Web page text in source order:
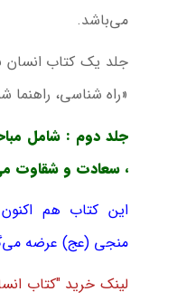
می‌باشد.
جلد یک کتاب انسان
«راه شناسی،
جلد دوم : شامل
، سعادت و شقاوت
این کتاب هم
منجی (عج) عرضه
لینک خرید "کتاب